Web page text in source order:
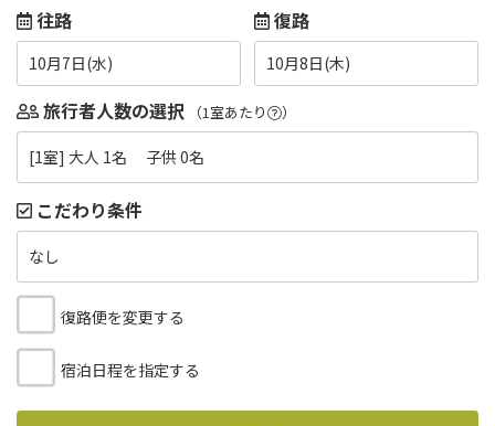
往路
10月7日(水)
復路
10月8日(木)
旅行者人数の選択 （1室あたり ）
[1室] 大人 1名 子供 0名
こだわり条件
なし
復路便を変更する
宿泊日程を指定する